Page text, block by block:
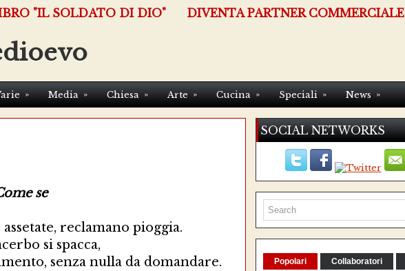
"IL SOLDATO DI DIO" DIVENTA PARTNER COMMERCIALE
» Media » Chiesa » Arte » Cucina » Speciali » News »
se
reclamano pioggia.
si spacca,
senza nulla da domandare.
SOCIAL NETWORKS
Popolari Collaboratori